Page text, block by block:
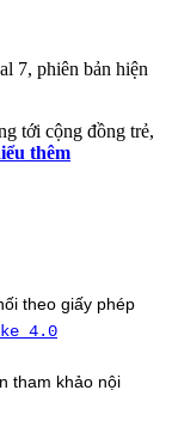
7, phiên bản hiện
tới cộng đồng trẻ,
thêm
theo giấy phép
4.0
tham khảo nội